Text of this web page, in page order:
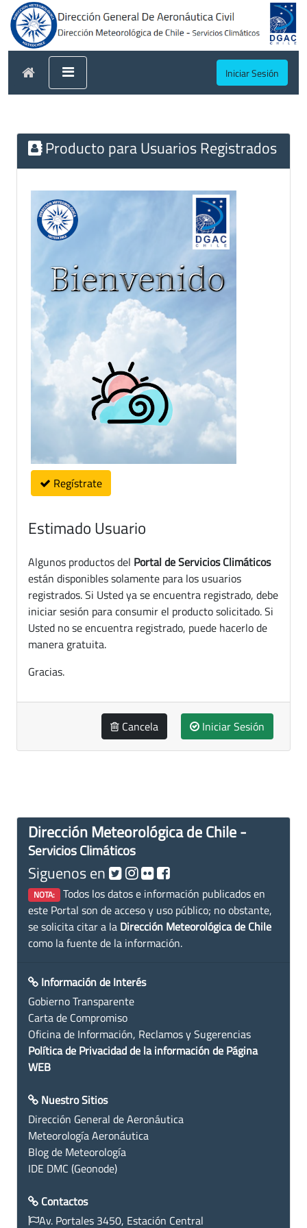
Iniciar Sesión
Producto para Usuarios Registrados
Regístrate
Estimado Usuario
Algunos productos del Portal de Servicios Climáticos
están disponibles solamente para los usuarios
registrados. Si Usted ya se encuentra registrado, debe
iniciar sesión para consumir el producto solicitado. Si
Usted no se encuentra registrado, puede hacerlo de
manera gratuita.
Gracias.
Cancela Iniciar Sesión
Dirección Meteorológica de Chile -
Servicios Climáticos
Siguenos en
NOTA: Todos los datos e información publicados en
este Portal son de acceso y uso público; no obstante,
se solicita citar a la Dirección Meteorológica de Chile
como la fuente de la información.
Información de Interés
Gobierno Transparente
Carta de Compromiso
Oficina de Información, Reclamos y Sugerencias
Política de Privacidad de la información de Página
WEB
Nuestro Sitios
Dirección General de Aeronáutica
Meteorología Aeronáutica
Blog de Meteorología
IDE DMC (Geonode)
Contactos
Av. Portales 3450, Estación Central